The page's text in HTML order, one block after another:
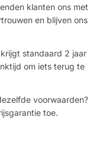
klanten ons met
en blijven ons
standaard 2 jaar
om iets terug te
voorwaarden?
toe.